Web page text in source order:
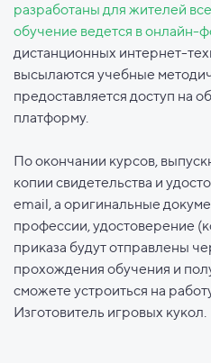
разработаны для жителей
обучение ведется в онлайн-
дистанционных интернет-
высылаются учебные
предоставляется доступ на
платформу.
По окончании курсов,
копии свидетельства и
email, а оригинальные
профессии, удостоверение
приказа будут отправлены
прохождения обучения и
сможете устроиться на
Изготовитель игровых кукол.